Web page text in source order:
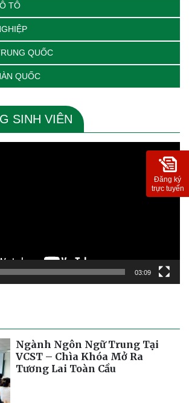
TÔ
QUỐC
QUỐC
SINH VIÊN
03:09
Ngành Ngôn Ngữ Trung Tại
VCST – Chìa Khóa Mở Ra
Tương Lai Toàn Cầu
Đăng ký
trực tuyến